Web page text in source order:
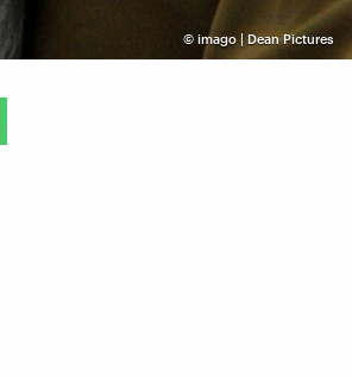
© imago | Dean Pictures